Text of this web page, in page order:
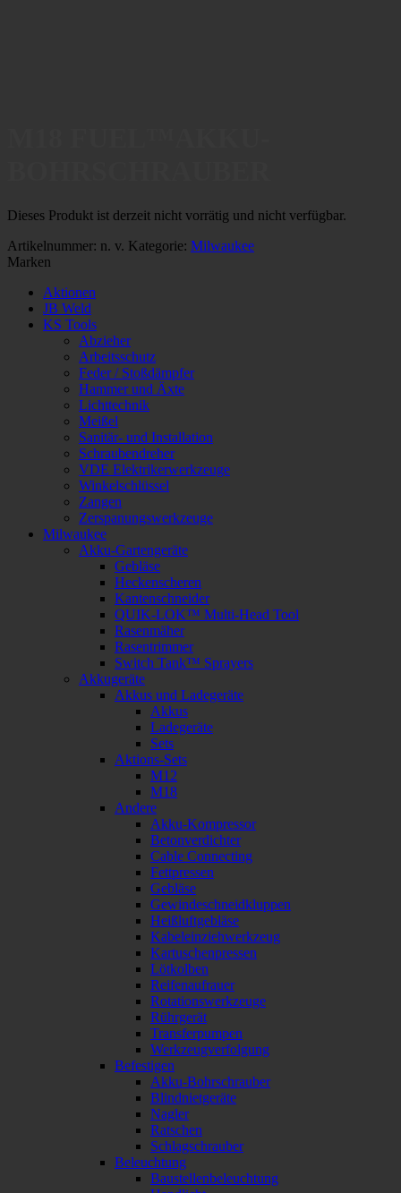
Dieses Produkt ist derzeit nicht vorrätig und nicht verfügbar.
Artikelnummer: n. v. Kategorie: Milwaukee
Marken
Aktionen
JB Weld
KS Tools
Abzieher
Arbeitsschutz
Feder / Stoßdämpfer
Hammer und Äxte
Lichttechnik
Meißel
Sanitär- und Installation
Schraubendreher
VDE Elektrikerwerkzeuge
Winkelschlüssel
Zangen
Zerspanungswerkzeuge
Milwaukee
Akku-Gartengeräte
Gebläse
Heckenscheren
Kantenschneider
QUIK-LOK™ Multi-Head Tool
Rasenmäher
Rasentrimmer
Switch Tank™ Sprayers
Akkugeräte
Akkus und Ladegeräte
Akkus
Ladegeräte
Sets
Aktions-Sets
M12
M18
Andere
Akku-Kompressor
Betonverdichter
Cable Connecting
Fettpressen
Gebläse
Gewindeschneidkluppen
Heißluftgebläse
Kabeleinziehwerkzeug
Kartuschenpressen
Lötkolben
Reifenaufrauer
Rotationswerkzeuge
Rührgerät
Transferpumpen
Werkzeugverfolgung
Befestigen
Akku-Bohrschrauber
Blindnietgeräte
Nagler
Ratschen
Schlagschrauber
Beleuchtung
Baustellenbeleuchtung